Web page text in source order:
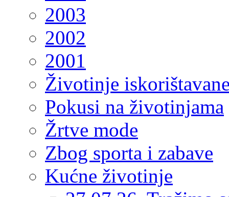
2003
2002
2001
Životinje
Pokusi na životinjama
Žrtve mode
Zbog sporta i zabave
Kućne životinje